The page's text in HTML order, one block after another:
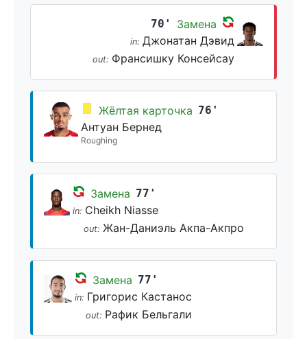
70' Замена
in: Джонатан Дэвид
out: Франсишку Консейсау
Жёлтая карточка 76'
Антуан Бернед
Roughing
Замена 77'
in: Cheikh Niasse
out: Жан-Даниэль Акпа-Акпро
Замена 77'
in: Григорис Кастанос
out: Рафик Бельгали